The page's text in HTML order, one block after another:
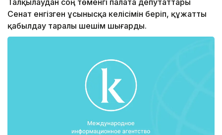
Талқылаудан соң төменгі палата депутаттары
Сенат енгізген ұсынысқа келісімін беріп, құжатты
қабылдау таралы шешім шығарды.